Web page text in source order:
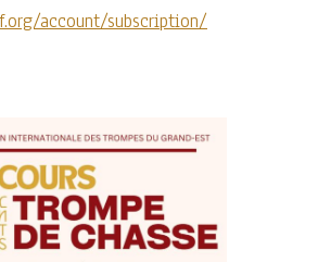
account/subscription/